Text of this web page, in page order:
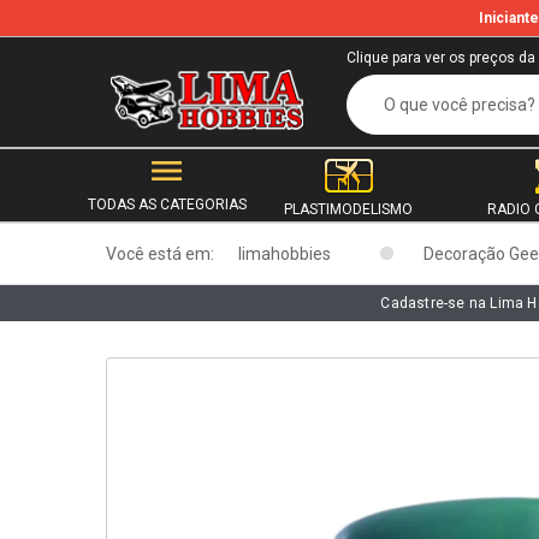
b Clique para ver os preços
TODAS AS CATEGORIAS PLASTIMODELISMO RADIO
Você está em: limahobbies Decoração
Cadastre-se na Lima